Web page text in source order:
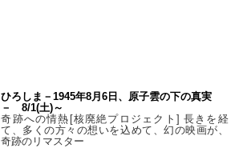
ひろしま－1945年8月6日、原子雲の下の真実
－ 8/1(土)～
奇跡への情熱[核廃絶プロジェクト] 長きを経
て、多くの方々の想いを込めて、幻の映画が、
奇跡のリマスター